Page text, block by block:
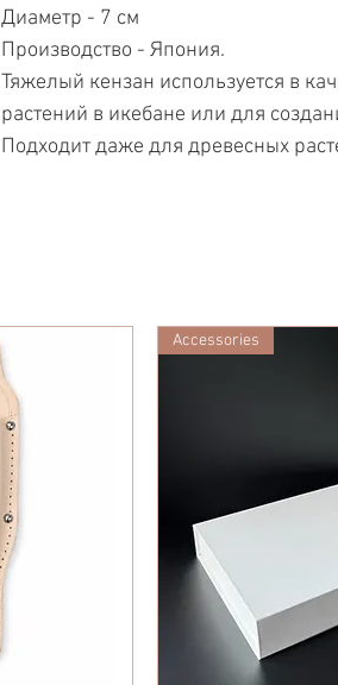
Диаметр - 7 см
Производство - Япония.
Тяжелый кензан используется в
растений в икебане или для
Подходит даже для древесных
Accessories